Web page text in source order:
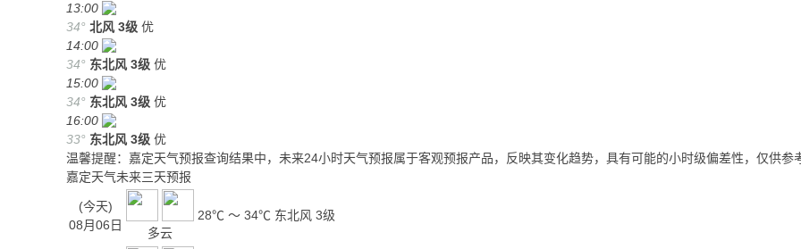
13:00
34° 北风 3级 优
14:00
34° 东北风 3级 优
15:00
34° 东北风 3级 优
16:00
33° 东北风 3级 优
温馨提醒：嘉定天气预报查询结果中，未来24小时天气预报属于客观预报产品，反映其变化趋势，具有可能的小时级偏差性，仅供参
嘉定天气未来三天预报
(今天)
08月06日
多云
28℃ ～ 34℃ 东北风 3级